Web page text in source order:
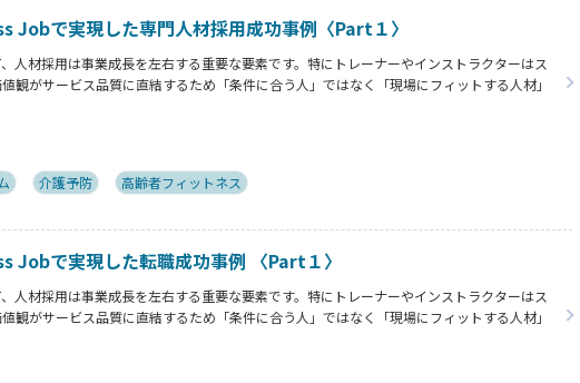
Jobで実現した専門人材採用成功事例〈Part１〉
人材採用は事業成長を左右する重要な要素です。特にトレーナーやインストラクターはス
観がサービス品質に直結するため「条件に合う人」ではなく「現場にフィットする人材」
す。
じて実際に採用に至った企業様と登録者様の双方より採用や転職における成功の秘訣を
介護予防 高齢者フィットネス
Jobで実現した転職成功事例 〈Part１〉
人材採用は事業成長を左右する重要な要素です。特にトレーナーやインストラクターはス
観がサービス品質に直結するため「条件に合う人」ではなく「現場にフィットする人材」
す。
じて実際に採用に至った企業様と登録者様の双方より採用や転職における成功の秘訣を